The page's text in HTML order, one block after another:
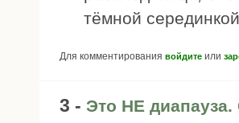
тёмной
Для комментирования войдите или
3 - Это НЕ